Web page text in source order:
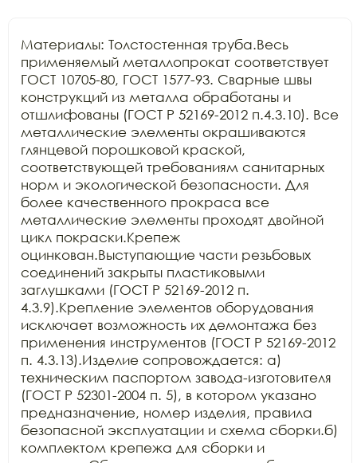
Материалы: Толстостенная труба.Весь
применяемый металлопрокат соответствует
ГОСТ 10705-80, ГОСТ 1577-93. Сварные швы
конструкций из металла обработаны и
отшлифованы (ГОСТ Р 52169-2012 п.4.3.10). Все
металлические элементы окрашиваются
глянцевой порошковой краской,
соответствующей требованиям санитарных
норм и экологической безопасности. Для
более качественного прокраса все
металлические элементы проходят двойной
цикл покраски.Крепеж
оцинкован.Выступающие части резьбовых
соединений закрыты пластиковыми
заглушками (ГОСТ Р 52169-2012 п.
4.3.9).Крепление элементов оборудования
исключает возможность их демонтажа без
применения инструментов (ГОСТ Р 52169-2012
п. 4.3.13).Изделие сопровождается: а)
техническим паспортом завода-изготовителя
(ГОСТ Р 52301-2004 п. 5), в котором указано
предназначение, номер изделия, правила
безопасной эксплуатации и схема сборки.б)
комплектом крепежа для сборки и